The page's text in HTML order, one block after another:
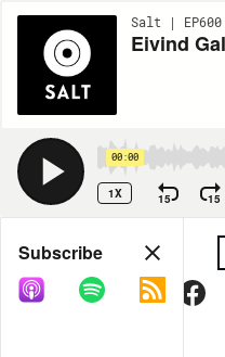
Salt | EP600
00:00
1X 15 15
Share
COPY LINK
Subscribe